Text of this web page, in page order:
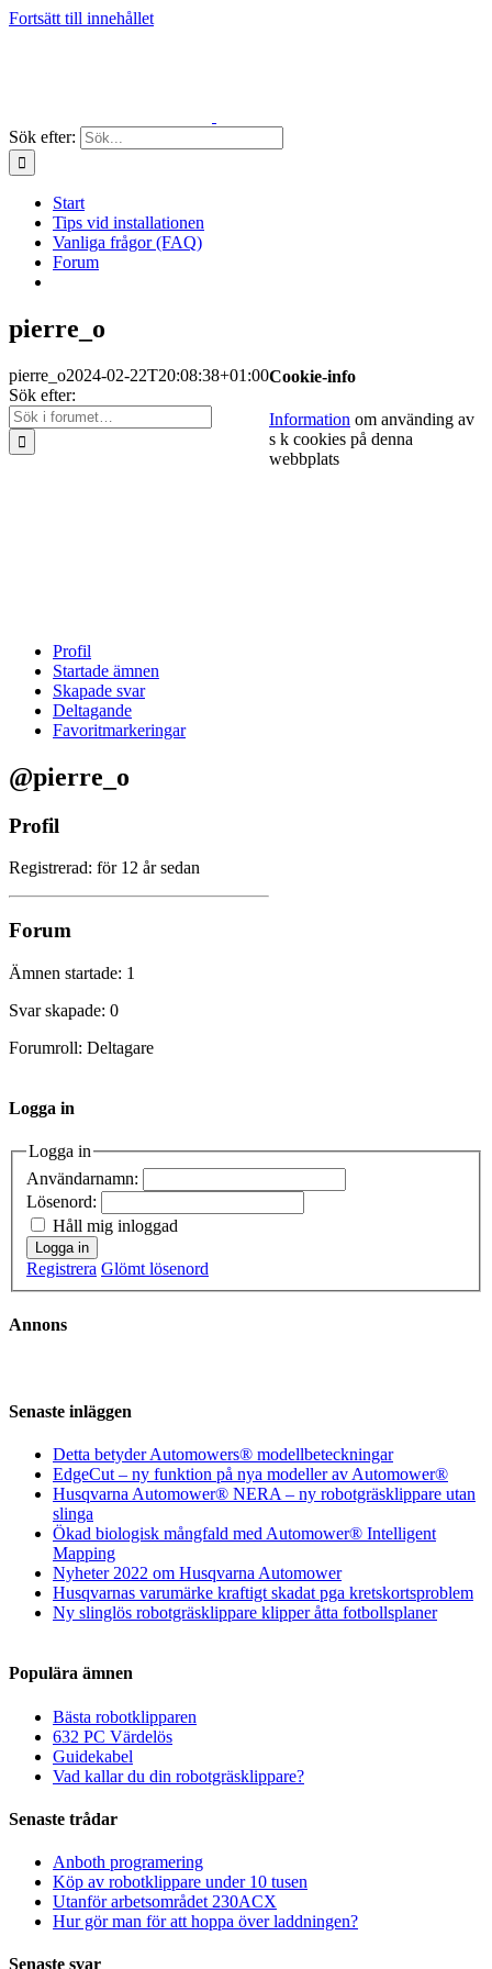
Fortsätt till innehållet
Sök efter:
Start
Tips vid installationen
Vanliga frågor (FAQ)
Forum
pierre_o
pierre_o2024-02-22T20:08:38+01:00
Sök efter:
Profil
Startade ämnen
Skapade svar
Deltagande
Favoritmarkeringar
@pierre_o
Profil
Registrerad: för 12 år sedan
Forum
Ämnen startade: 1
Svar skapade: 0
Forumroll: Deltagare
Logga in
Logga in
Användarnamn:
Lösenord:
Håll mig inloggad
Logga in
Registrera Glömt lösenord
Annons
Senaste inläggen
Detta betyder Automowers® modellbeteckningar
EdgeCut – ny funktion på nya modeller av Automower®
Husqvarna Automower® NERA – ny robotgräsklippare utan
slinga
Ökad biologisk mångfald med Automower® Intelligent
Mapping
Nyheter 2022 om Husqvarna Automower
Husqvarnas varumärke kraftigt skadat pga kretskortsproblem
Ny slinglös robotgräsklippare klipper åtta fotbollsplaner
Cookie-info
Information om använding av
s k cookies på denna
webbplats
Populära ämnen
Bästa robotklipparen
632 PC Värdelös
Guidekabel
Vad kallar du din robotgräsklippare?
Senaste trådar
Anboth programering
Köp av robotklippare under 10 tusen
Utanför arbetsområdet 230ACX
Hur gör man för att hoppa över laddningen?
Senaste svar